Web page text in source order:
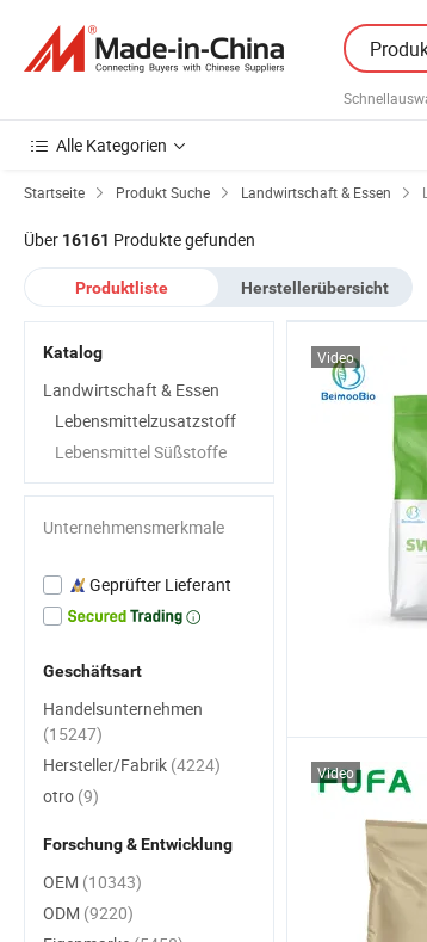
Alle Kategorien
Startseite Produkt Suche Landwirtschaft & Essen
Über 16161 Produkte gefunden
Produktliste Herstellerübersicht
Video
Video
Katalog
Landwirtschaft & Essen
Lebensmittelzusatzstoff
Lebensmittel Süßstoffe
Unternehmensmerkmale
Geprüfter Lieferant
Geschäftsart
Handelsunternehmen
(15247)
Hersteller/Fabrik (4224)
otro (9)
Forschung & Entwicklung
OEM (10343)
ODM (9220)